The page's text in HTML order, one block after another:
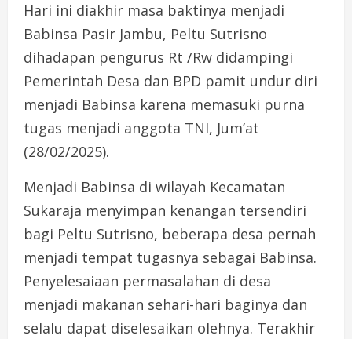
Hari ini diakhir masa baktinya menjadi
Babinsa Pasir Jambu, Peltu Sutrisno
dihadapan pengurus Rt /Rw didampingi
Pemerintah Desa dan BPD pamit undur diri
menjadi Babinsa karena memasuki purna
tugas menjadi anggota TNI, Jum’at
(28/02/2025).
Menjadi Babinsa di wilayah Kecamatan
Sukaraja menyimpan kenangan tersendiri
bagi Peltu Sutrisno, beberapa desa pernah
menjadi tempat tugasnya sebagai Babinsa.
Penyelesaiaan permasalahan di desa
menjadi makanan sehari-hari baginya dan
selalu dapat diselesaikan olehnya. Terakhir